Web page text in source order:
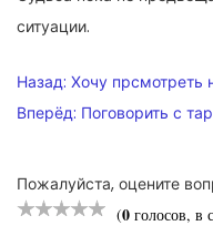
ситуации.
НАВИГАЦИЯ
ПО
Назад: Хочу прсмотреть
Вперёд: Поговорить с
Пожалуйста, оцените
(0 голосов, в